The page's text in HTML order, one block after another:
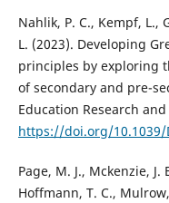
Nahlik, P. C., Kempf, L.,
L. (2023). Developing
principles by exploring
of secondary and pre-
Education Research
https://doi.org/10.1039/
Page, M. J., Mckenzie,
Hoffmann, T. C.,